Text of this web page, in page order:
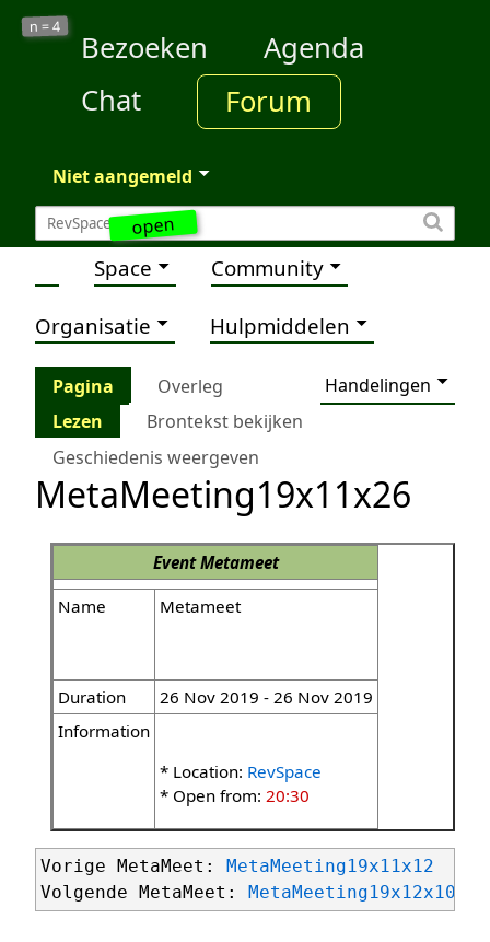
open
n =4
Bezoeken
Agenda
Chat
Forum
Niet aangemeld
Space Community
Organisatie Hulpmiddelen
Pagina Overleg
Handelingen
Lezen
Brontekst bekijken
Geschiedenis weergeven
MetaMeeting19x11x26
EventMetameet
Name
Metameet
Duration
26 Nov 2019 - 26 Nov 2019
Information
* Location: RevSpace
* Open from: 20:30
Vorige MetaMeet:
MetaMeeting19x11x12
Volgende MetaMeet:
MetaMeeting19x12x10